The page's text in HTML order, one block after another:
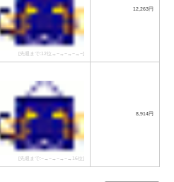
[先週まで:12位→−→−→−→−]
12,263円
[先週まで:−→−→−→−→16位]
8,914円